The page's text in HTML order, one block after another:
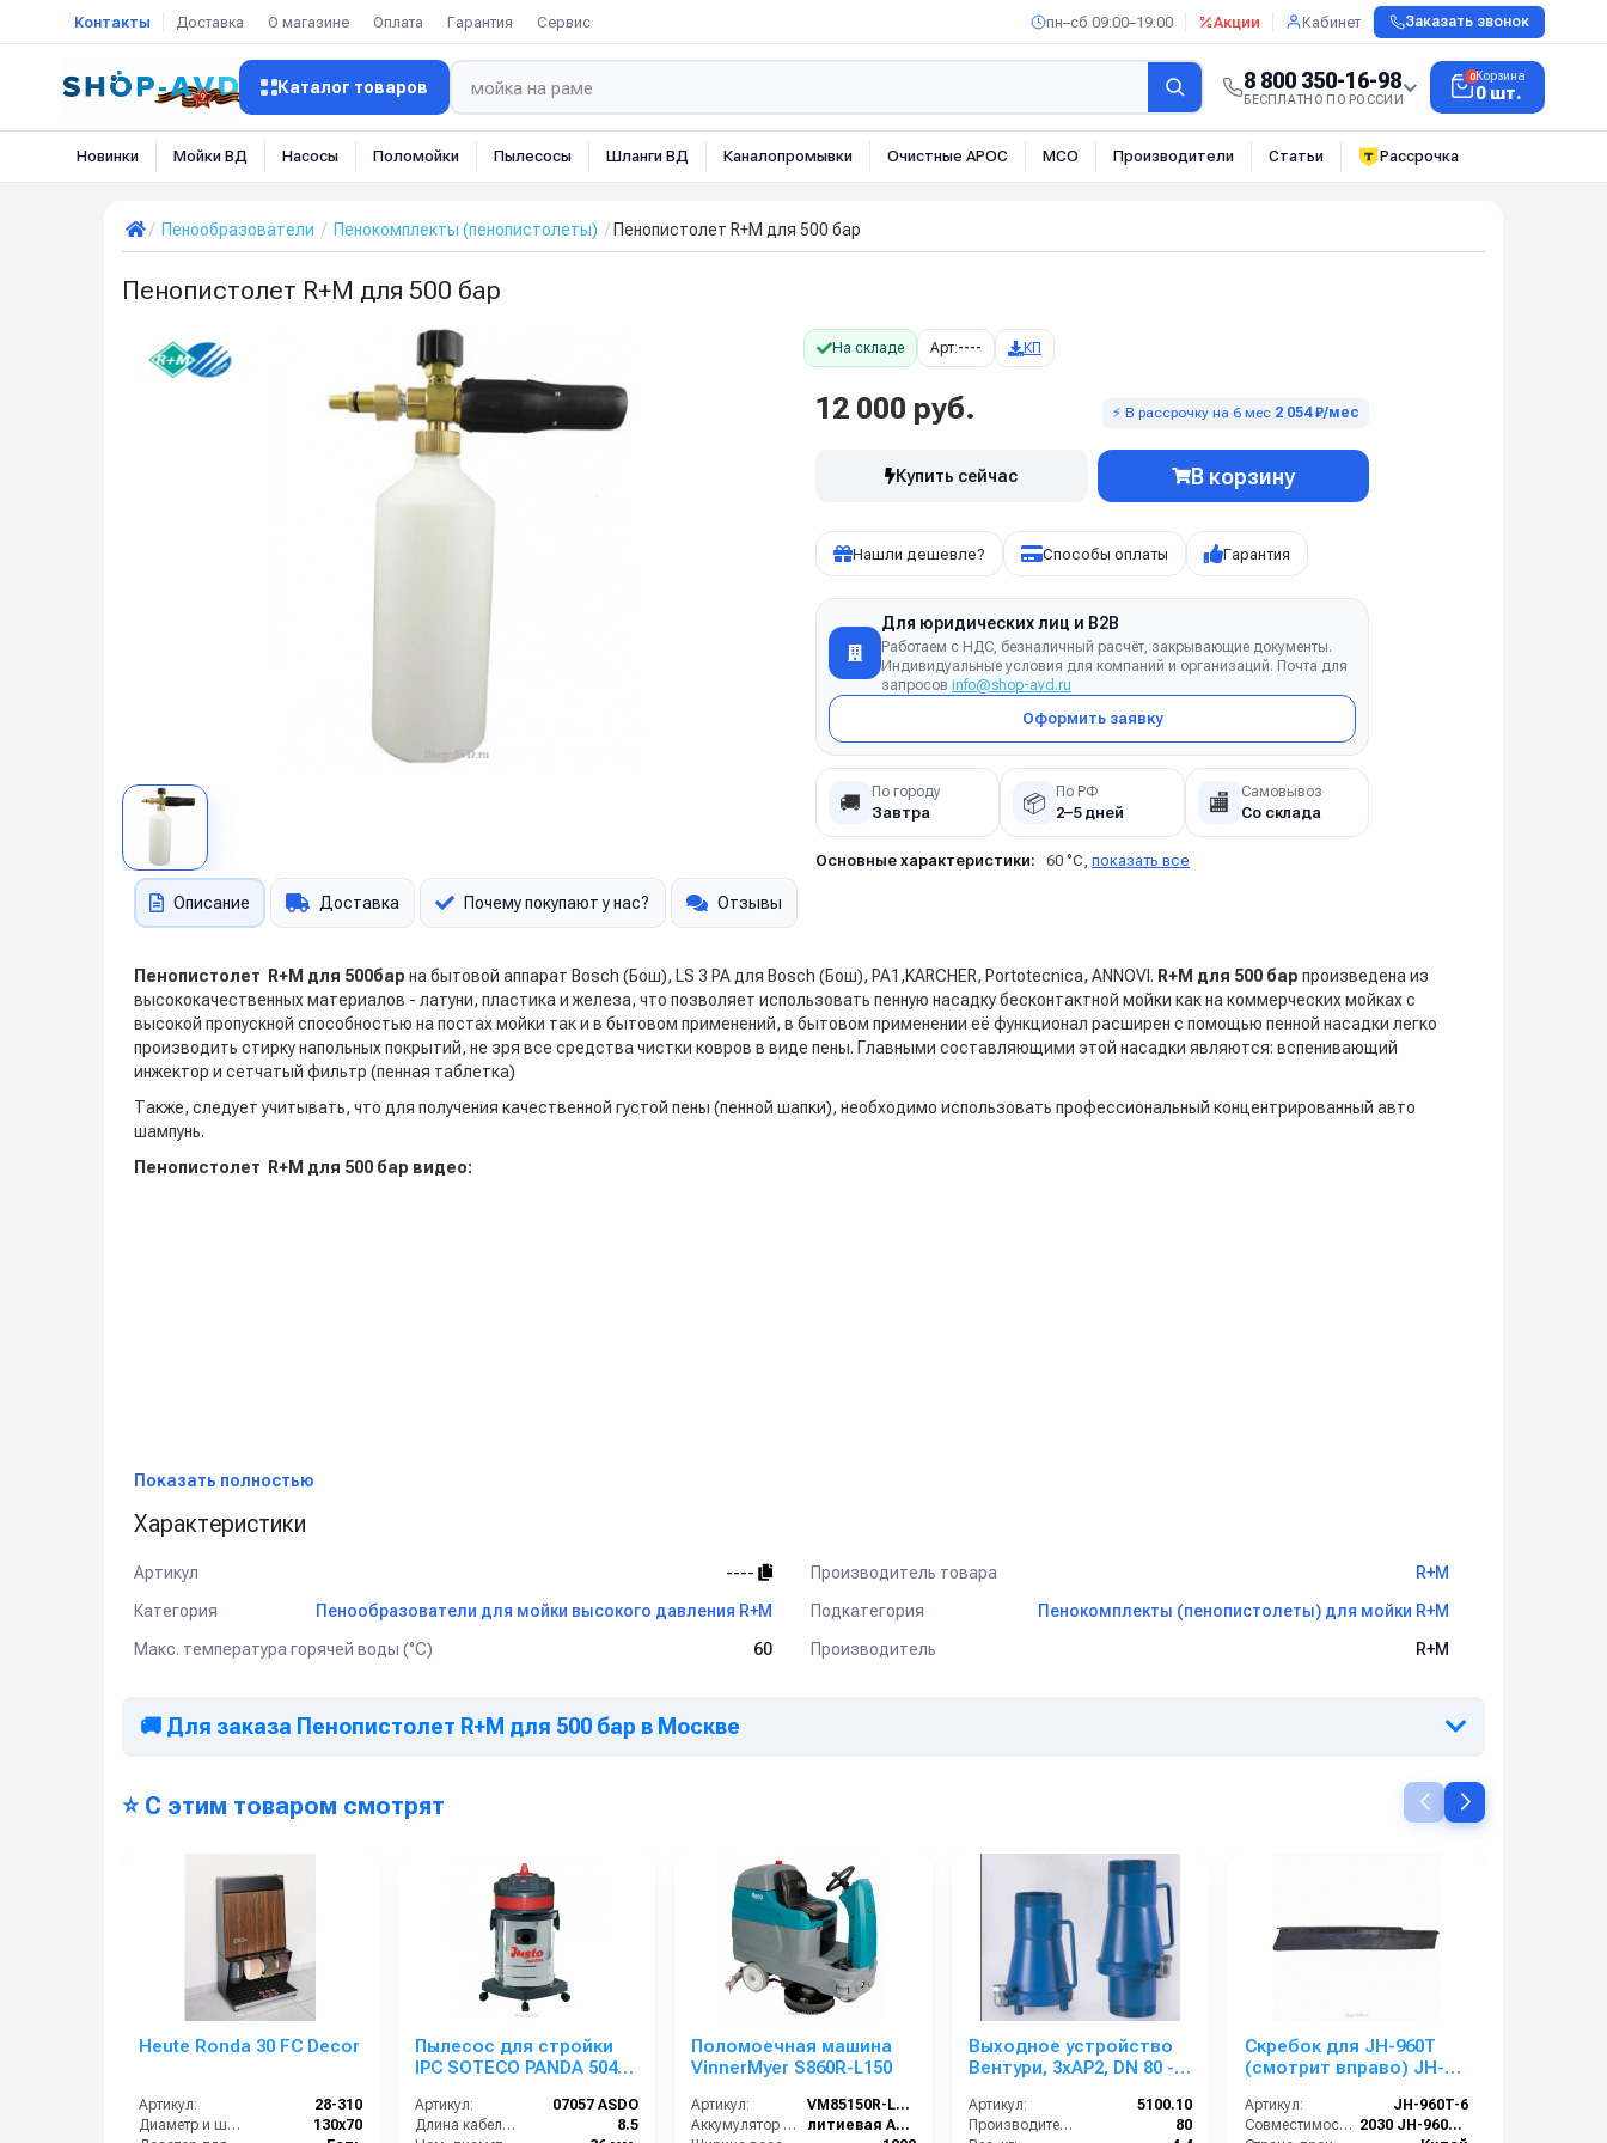
Контакты Доставка О магазине Оплата Гарантия Сервис пн–сб 09:00–19:00 Акции Кабинет Заказать звонок
Каталог товаров 8 800 350-16-98
БЕСПЛАТНО ПО РОССИИ
0Корзина
0 шт.
Новинки Мойки ВД Насосы Поломойки Пылесосы Шланги ВД Каналопромывки Очистные АРОС МСО Производители Статьи Рассрочка
Пенообразователи Пенокомплекты (пенопистолеты) Пенопистолет R+M для 500 бар
Пенопистолет R+M для 500 бар
На складе Арт:---- КП
12 000 руб. ⚡ В рассрочку на 6 мес 2 054 ₽/мес
Купить сейчас В корзину
Нашли дешевле? Способы оплаты Гарантия
Для юридических лиц и B2B
Работаем с НДС, безналичный расчёт, закрывающие документы.
Индивидуальные условия для компаний и организаций. Почта для
запросов info@shop-avd.ru
Оформить заявку
🚚 По городу
Завтра 📦 По РФ
2–5 дней 🏬 Самовывоз
Со склада
Основные характеристики: 60 °C, показать все
Описание Доставка Почему покупают у нас? Отзывы
Пенопистолет R+M для 500бар на бытовой аппарат Bosch (Бош), LS 3 PA для Bosch (Бош), PA1,KARCHER, Portotecnica, ANNOVI. R+M для 500 бар произведена из
высококачественных материалов - латуни, пластика и железа, что позволяет использовать пенную насадку бесконтактной мойки как на коммерческих мойках с
высокой пропускной способностью на постах мойки так и в бытовом применений, в бытовом применении её функционал расширен с помощью пенной насадки легко
производить стирку напольных покрытий, не зря все средства чистки ковров в виде пены. Главными составляющими этой насадки являются: вспенивающий
инжектор и сетчатый фильтр (пенная таблетка)
Также, следует учитывать, что для получения качественной густой пены (пенной шапки), необходимо использовать профессиональный концентрированный авто
шампунь.
Пенопистолет R+M для 500 бар видео:
Показать полностью
Характеристики
Артикул ---- Производитель товара
R+M
Категория
Пенообразователи для мойки высокого давления R+M Подкатегория
Пенокомплекты (пенопистолеты) для мойки R+M
Макс. температура горячей воды (°C)
60 Производитель R+M
🚚 Для заказа Пенопистолет R+M для 500 бар в Москве
⭐ С этим товаром смотрят
Heute Ronda 30 FC Decor
Артикул:
28-310
Диаметр и ширина щёток (мм):
130х70
Пылесос для стройки
IPC SOTECO PANDA 504
Артикул:
07057 ASDO
Длина кабеля (м):
8.5
Поломоечная машина
VinnerMyer S860R-L150
Артикул:
VM85150R-L150
Аккумулятор АКБ (В/А·ч):
литиевая АКБ 150 Ач С2
Выходное устройство
Вентури, 3xAP2, DN 80 - 3
Артикул:
5100.10
Производительность (л/мин):
80
Скребок для JH-960T
(смотрит вправо) JH-
Артикул:
JH-960T-6
Совместимость:
2030 JH-960T, 2055 JH-960TF с системой фильтрации